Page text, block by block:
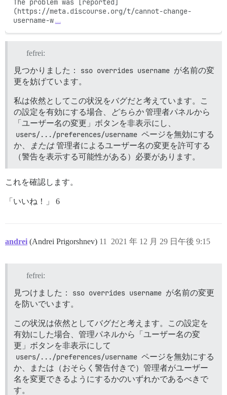
The problem was [reported]
(https://meta.discourse.org/t/cannot-change-
username-w …
fefrei:
見つかりました：
sso overrides username が名前の変
更を妨げています。
私は依然としてこの状況をバグだと考えています。こ
の設定を有効にする場合、
どちらか管理者パネルから
「ユーザー名の変更」ボタンを非表示にし、
users/.../preferences/username ページを無効にする
か、
または管理者によるユーザー名の変更を許可する
（警告を表示する可能性がある）必要があります。
これを確認します。
「いいね！」 6
andrei (Andrei Prigorshnev) 2021 年 12 月 29 日午後 9:15
11
fefrei:
見つけました：
sso overrides username が名前の変更
を防いでいます。
この状況は依然としてバグだと考えます。この設定を
有効にした場合、管理パネルから「ユーザー名の変
更」ボタンを非表示にして
users/.../preferences/username ページを無効にする
か、または（おそらく警告付きで）管理者がユーザー
名を変更できるようにするかのいずれかであるべきで
す。